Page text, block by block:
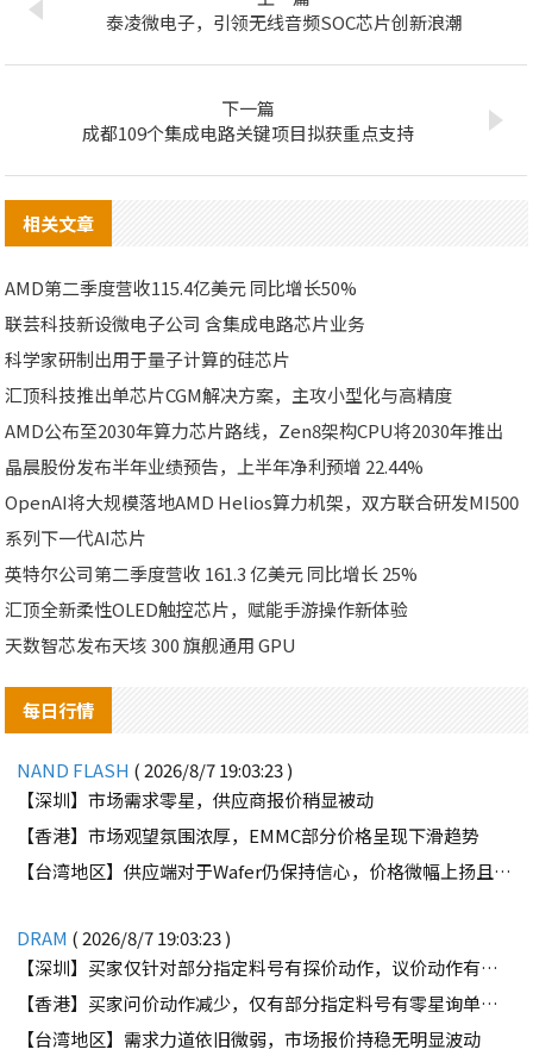
泰凌微电子，引领无线音频SOC芯片创新浪潮
下一篇
成都109个集成电路关键项目拟获重点支持
相关文章
AMD第二季度营收115.4亿美元 同比增长50%
联芸科技新设微电子公司 含集成电路芯片业务
科学家研制出用于量子计算的硅芯片
汇顶科技推出单芯片CGM解决方案，主攻小型化与高精度
AMD公布至2030年算力芯片路线，Zen8架构CPU将2030年推出
晶晨股份发布半年业绩预告，上半年净利预增 22.44%
OpenAI将大规模落地AMD Helios算力机架，双方联合研发MI500
系列下一代AI芯片
英特尔公司第二季度营收 161.3 亿美元 同比增长 25%
汇顶全新柔性OLED触控芯片，赋能手游操作新体验
天数智芯发布天垓 300 旗舰通用 GPU
每日行情
NAND FLASH ( 2026/8/7 19:03:23 )
【深圳】市场需求零星，供应商报价稍显被动
【香港】市场观望氛围浓厚，EMMC部分价格呈现下滑趋势
【台湾地区】供应端对于Wafer仍保持信心，价格微幅上扬且惜售态度不变
DRAM ( 2026/8/7 19:03:23 )
【深圳】买家仅针对部分指定料号有探价动作，议价动作有所减少
【香港】买家问价动作减少，仅有部分指定料号有零星询单动作
【台湾地区】需求力道依旧微弱，市场报价持稳无明显波动